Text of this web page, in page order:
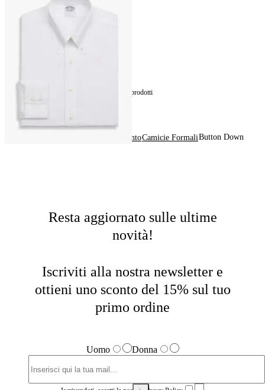
Camicia Slim Fit Non-Iron in
Cotone con Collo Button Down
prodotti
AbbigliamentoCamicie FormaliButton Down
Resta aggiornato sulle ultime
novità!
Iscriviti alla nostra newsletter e
ottieni uno sconto del 15% sul tuo
primo ordine
Uomo Donna